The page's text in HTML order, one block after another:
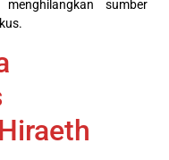
sumber